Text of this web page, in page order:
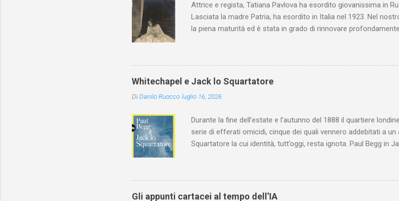
Attrice e regista, Tatiana Pavlova ha esordito giovanissima in
Lasciata la madre Patria, ha esordito in Italia nel 1923. Nel
la piena maturità ed è stata in grado di rinnovare
Whitechapel e Jack lo Squartatore
DiDanilo Ruocco luglio 16, 2026
Durante la fine dell’estate e l’autunno del 1888 il quartiere
serie di efferati omicidi, cinque dei quali vennero addebitati a
Squartatore la cui identità, tutt’oggi, resta ignota. Paul Begg in
dedica anche (e, in alcuni capitoli, soprattutto) a ricostruire la
ricapitolare le lotte intestine al Ministero dell’Interno. Ne esce
l’architettura sociale dell'Inghilterra vittoriana era
Gli appunti cartacei al tempo dell’IA